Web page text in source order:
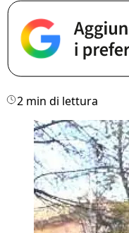
2 min di lettura